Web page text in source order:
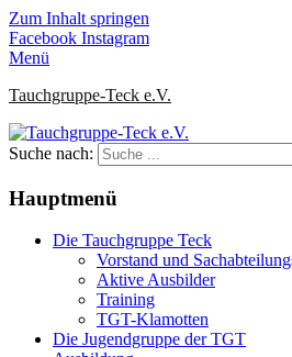
Zum Inhalt springen
Facebook Instagram
Menü
Tauchgruppe-Teck e.V.
Suche nach:
Hauptmenü
Die Tauchgruppe Teck
Vorstand und
Aktive Ausbilder
Training
TGT-Klamotten
Die Jugendgruppe der TGT